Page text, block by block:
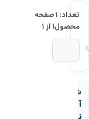
تعداد: ۱
محصول
صفحه
۱ از ۱
شیر
آتش